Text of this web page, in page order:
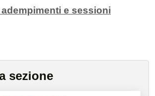
e sessioni
sezione